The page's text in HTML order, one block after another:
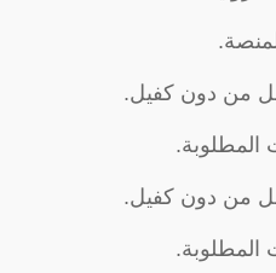
من دون كفيل.
المطلوبة.
من دون كفيل.
المطلوبة.